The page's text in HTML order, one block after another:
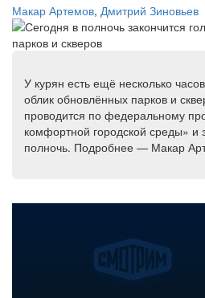
Макар Артемов, Дмитрий Зиновьев
У курян есть ещё несколько
облик обновлённых парков и
проводится по федеральному
комфортной городской среды» и
полночь. Подробнее — Макар